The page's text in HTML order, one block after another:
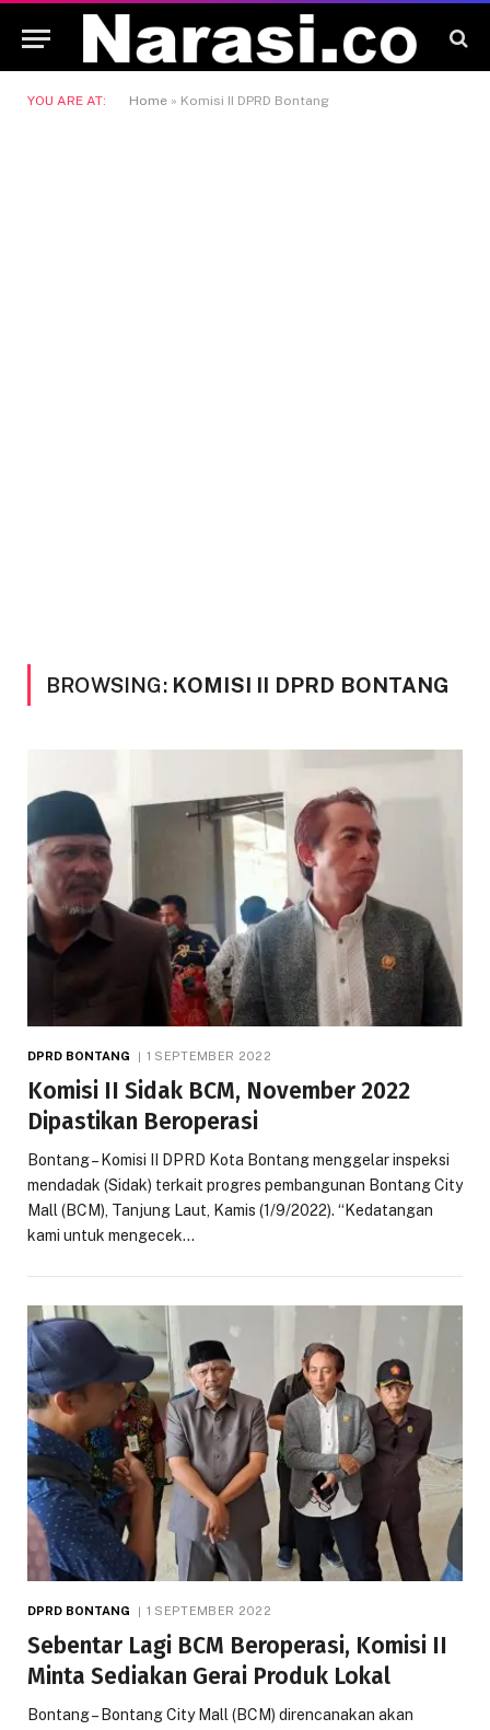
YOU ARE AT: Home » Komisi II DPRD Bontang
BROWSING: KOMISI II DPRD BONTANG
DPRD BONTANG 1 SEPTEMBER 2022
Komisi II Sidak BCM, November 2022
Dipastikan Beroperasi
Bontang – Komisi II DPRD Kota Bontang menggelar inspeksi
mendadak (Sidak) terkait progres pembangunan Bontang City
Mall (BCM), Tanjung Laut, Kamis (1/9/2022). “Kedatangan
kami untuk mengecek…
DPRD BONTANG 1 SEPTEMBER 2022
Sebentar Lagi BCM Beroperasi, Komisi II
Minta Sediakan Gerai Produk Lokal
Bontang – Bontang City Mall (BCM) direncanakan akan